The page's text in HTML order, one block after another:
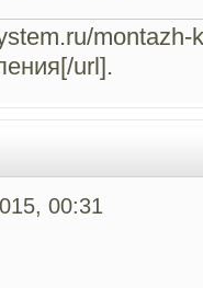
url].
00:31